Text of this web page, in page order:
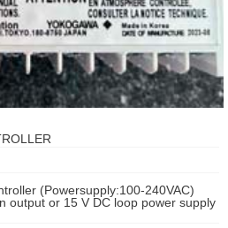
(Powersupply:100-240VAC)
output or 15 V DC loop power supply